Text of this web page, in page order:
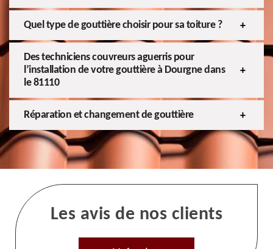
Quel type de gouttière choisir pour sa toiture ?
Des techniciens couvreurs aguerris pour
l’installation de votre gouttière à Dourgne dans
le 81110
Réparation et changement de gouttière
Les avis de nos clients